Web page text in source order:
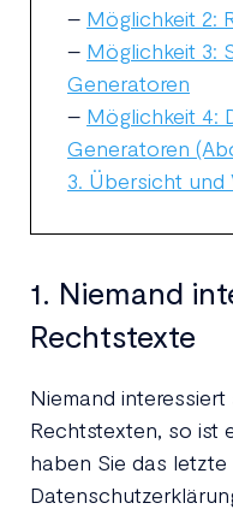
– Möglichkeit 2:
– Möglichkeit 3:
Generatoren
– Möglichkeit 4:
Generatoren
3. Übersicht und
1. Niemand
Rechtstexte
Niemand
Rechtstexten, so ist
haben Sie das letzte